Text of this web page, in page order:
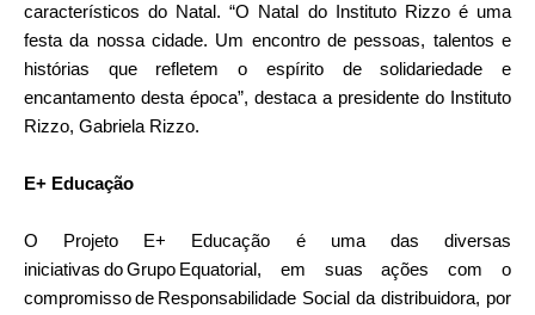
característicos do Natal. “O Natal do Instituto Rizzo é uma
festa da nossa cidade. Um encontro de pessoas, talentos e
histórias que refletem o espírito de solidariedade e
encantamento desta época”, destaca a presidente do Instituto
Rizzo, Gabriela Rizzo.
E+ Educação
O Projeto E+ Educação é uma das diversas
iniciativas do Grupo Equatorial, em suas ações com o
compromisso de Responsabilidade Social da distribuidora, por